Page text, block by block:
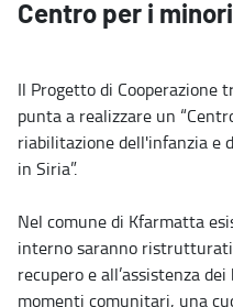
Centro per i
Il Progetto di Cooperazione
punta a realizzare un
riabilitazione dell'infanzia e
in Siria”.
Nel comune di Kfarmatta
interno saranno ristrutturati
recupero e all’assistenza
momenti comunitari, una